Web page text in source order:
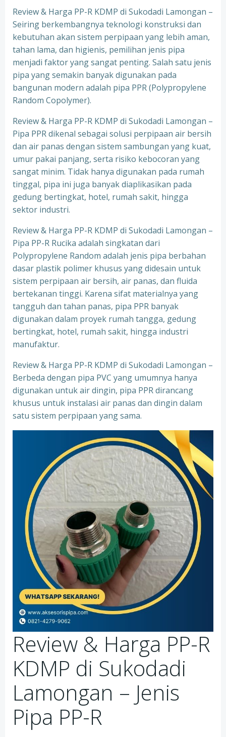
Review & Harga PP-R KDMP di Sukodadi Lamongan –
Seiring berkembangnya teknologi konstruksi dan
kebutuhan akan sistem perpipaan yang lebih aman,
tahan lama, dan higienis, pemilihan jenis pipa
menjadi faktor yang sangat penting. Salah satu jenis
pipa yang semakin banyak digunakan pada
bangunan modern adalah pipa PPR (Polypropylene
Random Copolymer).
Review & Harga PP-R KDMP di Sukodadi Lamongan –
Pipa PPR dikenal sebagai solusi perpipaan air bersih
dan air panas dengan sistem sambungan yang kuat,
umur pakai panjang, serta risiko kebocoran yang
sangat minim. Tidak hanya digunakan pada rumah
tinggal, pipa ini juga banyak diaplikasikan pada
gedung bertingkat, hotel, rumah sakit, hingga
sektor industri.
Review & Harga PP-R KDMP di Sukodadi Lamongan –
Pipa PP-R Rucika adalah singkatan dari
Polypropylene Random adalah jenis pipa berbahan
dasar plastik polimer khusus yang didesain untuk
sistem perpipaan air bersih, air panas, dan fluida
bertekanan tinggi. Karena sifat materialnya yang
tangguh dan tahan panas, pipa PPR banyak
digunakan dalam proyek rumah tangga, gedung
bertingkat, hotel, rumah sakit, hingga industri
manufaktur.
Review & Harga PP-R KDMP di Sukodadi Lamongan –
Berbeda dengan pipa PVC yang umumnya hanya
digunakan untuk air dingin, pipa PPR dirancang
khusus untuk instalasi air panas dan dingin dalam
satu sistem perpipaan yang sama.
Review & Harga PP-R
KDMP di Sukodadi
Lamongan – Jenis
Pipa PP-R